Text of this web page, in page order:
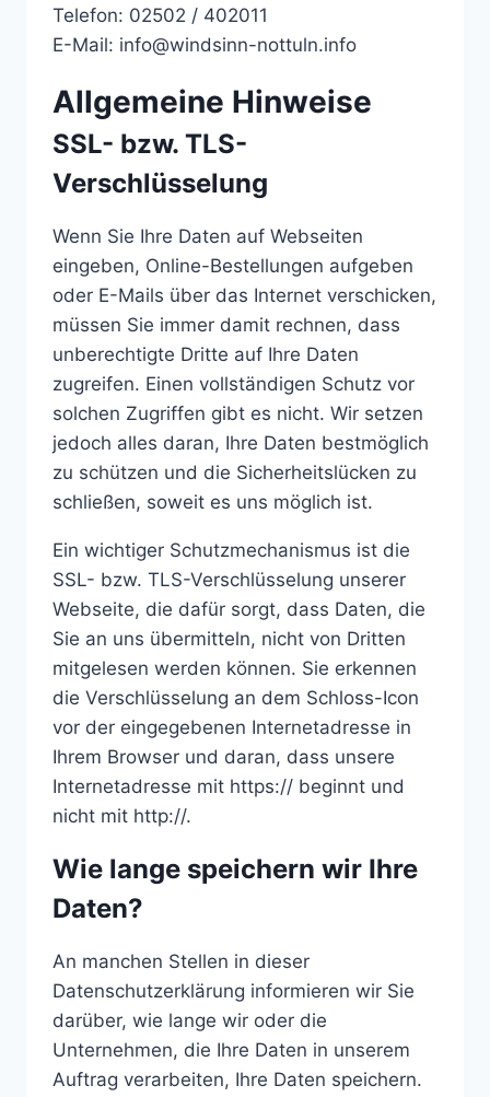
Telefon: 02502 / 402011
E-Mail: info@windsinn-nottuln.info
Allgemeine Hinweise
SSL- bzw. TLS-
Verschlüsselung
Wenn Sie Ihre Daten auf Webseiten
eingeben, Online-Bestellungen aufgeben
oder E-Mails über das Internet verschicken,
müssen Sie immer damit rechnen, dass
unberechtigte Dritte auf Ihre Daten
zugreifen. Einen vollständigen Schutz vor
solchen Zugriffen gibt es nicht. Wir setzen
jedoch alles daran, Ihre Daten bestmöglich
zu schützen und die Sicherheitslücken zu
schließen, soweit es uns möglich ist.
Ein wichtiger Schutzmechanismus ist die
SSL- bzw. TLS-Verschlüsselung unserer
Webseite, die dafür sorgt, dass Daten, die
Sie an uns übermitteln, nicht von Dritten
mitgelesen werden können. Sie erkennen
die Verschlüsselung an dem Schloss-Icon
vor der eingegebenen Internetadresse in
Ihrem Browser und daran, dass unsere
Internetadresse mit https:// beginnt und
nicht mit http://.
Wie lange speichern wir Ihre
Daten?
An manchen Stellen in dieser
Datenschutzerklärung informieren wir Sie
darüber, wie lange wir oder die
Unternehmen, die Ihre Daten in unserem
Auftrag verarbeiten, Ihre Daten speichern.